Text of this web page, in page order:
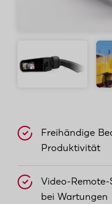
Freihändige
Produktivität
Video-
bei Wartungen